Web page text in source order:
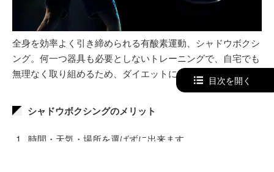
全身を効率よく引き締められる有酸素運動、シャドウボクシ
ング。何一つ器具も必要としないトレーニングで、自宅でも
無理なく取り組めるため、ダイエットに最適な種目ですよ。
シャドウボクシングのメリット
時間・天気・場所を選ばずに出来ます。
目次を開く